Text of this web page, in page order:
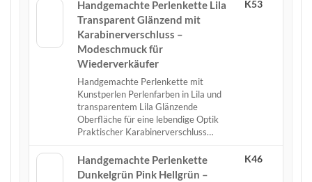
Handgemachte Perlenkette Lila
Transparent Glänzend mit
Karabinerverschluss –
Modeschmuck für
Wiederverkäufer
Handgemachte Perlenkette mit
Kunstperlen Perlenfarben in Lila und
transparentem Lila Glänzende
Oberfläche für eine lebendige Optik
Praktischer Karabinerverschluss…
K53
Handgemachte Perlenkette
Dunkelgrün Pink Hellgrün –
K46